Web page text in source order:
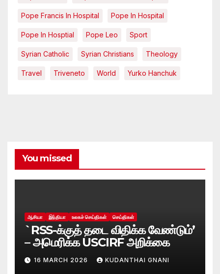
Pope Francis In Hospital Pope In Hospital
Pope In Hosptial Pope Leo Sport
Syrian Catholic Syrian Christians Theology
Travel Triveneto World Yurko Hanchuk
You missed
ஆசியா இந்தியா உலகச் செய்திகள் செய்திகள்
`RSS-க்குத் தடை விதிக்க வேண்டும்’
– அமெரிக்க USCIRF அறிக்கை
16 MARCH 2026 KUDANTHAI GNANI